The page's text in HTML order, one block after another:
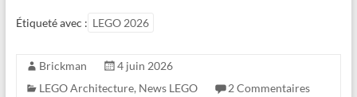
Étiqueté avec : LEGO 2026
Brickman
4 juin 2026
LEGO Architecture, News LEGO 2 Commentaires